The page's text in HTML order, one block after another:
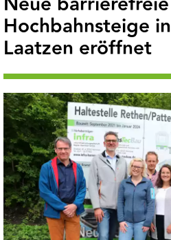
Hochbahnsteige in
Laatzen eröffnet